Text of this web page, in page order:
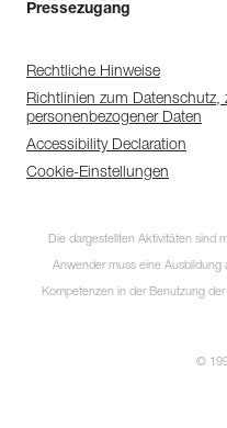
Pressezugang
Rechtliche Hinweise
Richtlinien zum Datenschutz,
personenbezogener Daten
Accessibility Declaration
Cookie-Einstellungen
Die dargestellten Aktivitäten sind
Anwender muss eine
Kompetenzen in der Benutzung
©